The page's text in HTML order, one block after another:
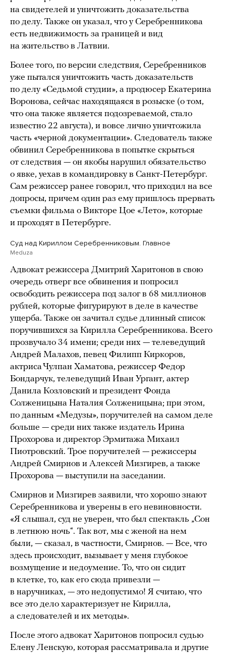
на свидетелей и уничтожить доказательства
по делу. Также он указал, что у Серебренникова
есть недвижимость за границей и вид
на жительство в Латвии.
Более того, по версии следствия, Серебренников
уже пытался уничтожить часть доказательств
по делу «Седьмой студии», а продюсер Екатерина
Воронова, сейчас находящаяся в розыске (о том,
что она также является подозреваемой, стало
известно 22 августа), и вовсе лично уничтожила
часть «черной документации». Следователь также
обвинил Серебренникова в попытке скрыться
от следствия — он якобы нарушил обязательство
о явке, уехав в командировку в Санкт-Петербург.
Сам режиссер ранее говорил, что приходил на все
допросы, причем один раз ему пришлось прервать
съемки фильма о Викторе Цое «Лето», которые
и проходят в Петербурге.
Суд над Кириллом Серебренниковым. Главное
Meduza
Адвокат режиссера Дмитрий Харитонов в свою
очередь отверг все обвинения и попросил
освободить режиссера под залог в 68 миллионов
рублей, которые фигурируют в деле в качестве
ущерба. Также он зачитал судье длинный список
поручившихся за Кирилла Серебренникова. Всего
прозвучало 34 имени; среди них — телеведущий
Андрей Малахов, певец Филипп Киркоров,
актриса Чулпан Хаматова, режиссер Федор
Бондарчук, телеведущий Иван Ургант, актер
Данила Козловский и президент Фонда
Солженицына Наталия Солженицына; при этом,
по данным «Медузы», поручителей на самом деле
больше — среди них также издатель Ирина
Прохорова и директор Эрмитажа Михаил
Пиотровский. Трое поручителей — режиссеры
Андрей Смирнов и Алексей Мизгирев, а также
Прохорова — выступили на заседании.
Смирнов и Мизгирев заявили, что хорошо знают
Серебренникова и уверены в его невиновности.
«Я слышал, суд не уверен, что был спектакль „Сон
в летнюю ночь“. Так вот, мы с женой на нем
были, — сказал, в частности, Смирнов. — Все, что
здесь происходит, вызывает у меня глубокое
возмущение и недоумение. То, что он сидит
в клетке, то, как его сюда привезли —
в наручниках, — это недопустимо! Я считаю, что
все это дело характеризует не Кирилла,
а следователей и их методы».
После этого адвокат Харитонов попросил судью
Елену Ленскую, которая рассматривала и другие